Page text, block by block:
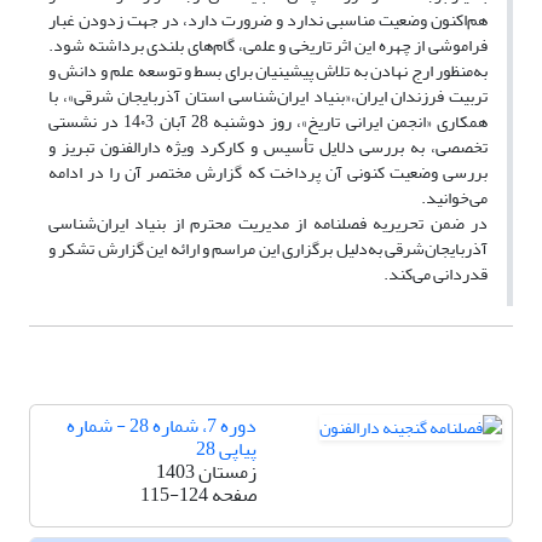
هم‌اکنون وضعیت مناسبی ندارد و ضرورت دارد، در جهت زدودن غبار
فراموشی از چهره این اثر تاریخی و علمی، گام‌های بلندی برداشته شود.
به‌منظور ارج نهادن به تلاش پیشینیان برای بسط و توسعه علم و دانش و
تربیت فرزندان ایران،«بنیاد ایران‌شناسی استان آذربایجان شرقی»، با
همکاری «انجمن ایرانی تاریخ»، روز دوشنبه 28 آبان 14٠3 در نشستی
تخصصی، به بررسی دلایل تأسیس و کارکرد ویژه دارالفنون تبریز و
بررسی وضعیت کنونی آن پرداخت که گزارش مختصر آن را در ادامه
می‌خوانید.
در ضمن تحریریه فصلنامه از مدیریت محترم از بنیاد ایران‌شناسی
آذربایجان‌شرقی به‌دلیل برگزاری این مراسم و ارائه این گزارش تشکر و
قدردانی می‌کند.
دوره 7، شماره 28 - شماره
پیاپی 28
زمستان 1403
صفحه115-124